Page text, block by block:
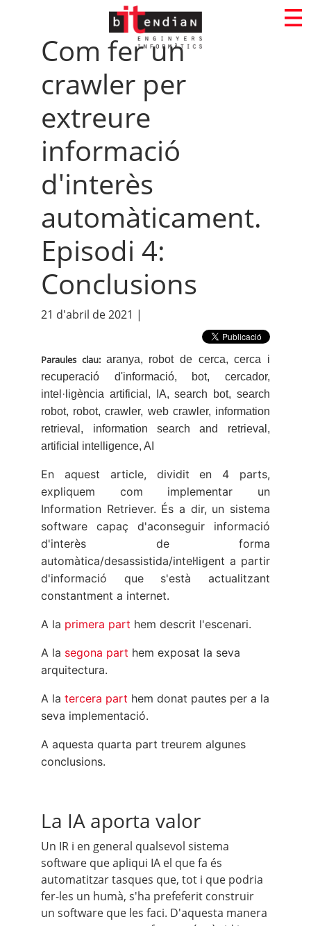
Com fer un
crawler per
extreure
informació
d'interès
automàticament.
Episodi 4:
Conclusions
21 d'abril de 2021 |
Paraules clau: aranya, robot de cerca, cerca i
recuperació d'informació, bot, cercador,
intel·ligència artificial, IA, search bot, search
robot, robot, crawler, web crawler, information
retrieval, information search and retrieval,
artificial intelligence, AI
En aquest article, dividit en 4 parts,
expliquem com implementar un
Information Retriever. És a dir, un sistema
software capaç d'aconseguir informació
d'interès de forma
automàtica/desassistida/intel·ligent a partir
d'informació que s'està actualitzant
constantment a internet.
A la primera part hem descrit l'escenari.
A la segona part hem exposat la seva
arquitectura.
A latercera part hem donat pautes per a la
seva implementació.
A aquesta quarta part treurem algunes
conclusions.
La IA aporta valor
Un IR i en general qualsevol sistema
software que apliqui IA el que fa és
automatitzar tasques que, tot i que podria
fer-les un humà, s'ha prefeferit construir
un software que les faci. D'aquesta manera